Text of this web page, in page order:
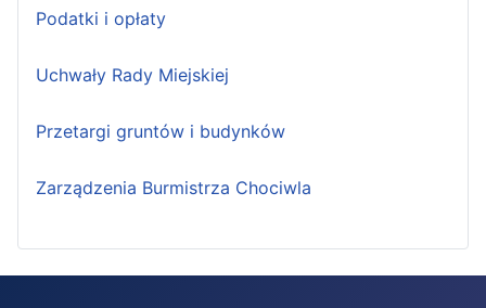
Podatki i opłaty
Uchwały Rady Miejskiej
Przetargi gruntów i budynków
Zarządzenia Burmistrza Chociwla